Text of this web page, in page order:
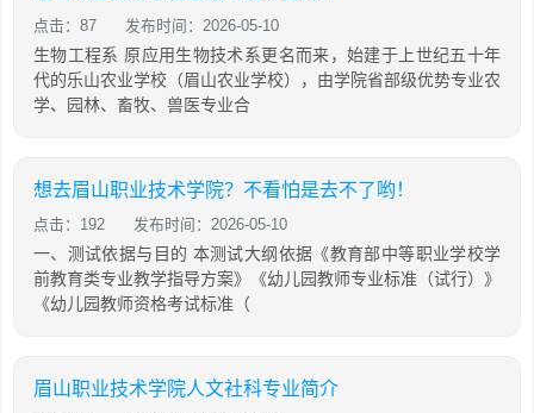
点击：87 发布时间：2026-05-10
生物工程系 原应用生物技术系更名而来，始建于上世纪五十年
代的乐山农业学校（眉山农业学校），由学院省部级优势专业农
学、园林、畜牧、兽医专业合
想去眉山职业技术学院？不看怕是去不了哟！
点击：192 发布时间：2026-05-10
一、测试依据与目的 本测试大纲依据《教育部中等职业学校学
前教育类专业教学指导方案》《幼儿园教师专业标准（试行）》
《幼儿园教师资格考试标准（
眉山职业技术学院人文社科专业简介